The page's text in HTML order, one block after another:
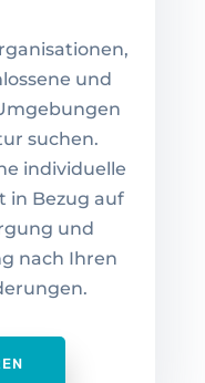
und
suchen.
individuelle
in Bezug auf
und
nach Ihren